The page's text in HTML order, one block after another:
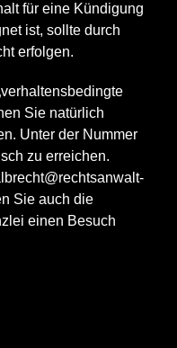
für eine Kündigung
ist, sollte durch
erfolgen.
Sie natürlich
Unter der Nummer
zu erreichen.
Sie auch die
einen Besuch